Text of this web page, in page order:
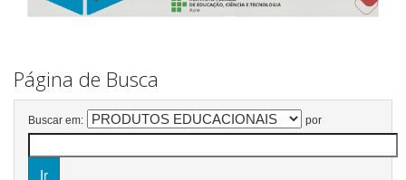
Página de Busca
Buscar em: por